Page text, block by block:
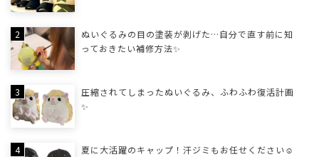
ぬいぐるみの目の塗装が剥げた…自分で直す前に知
っておきたい補修方法✨
圧縮されてしまったぬいぐるみ、ふわふわ復活計画
✨
夏に大活躍のキャップ！汗ジミもお任せください☺